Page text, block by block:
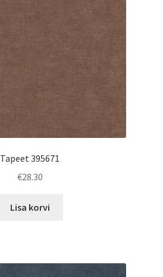
Tapeet 395671
€28.30
Lisa korvi